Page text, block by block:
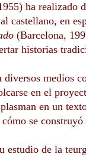
ha realizado
castellano, en
(Barcelona,
historias
medios
en el
en un
se
estudio de la